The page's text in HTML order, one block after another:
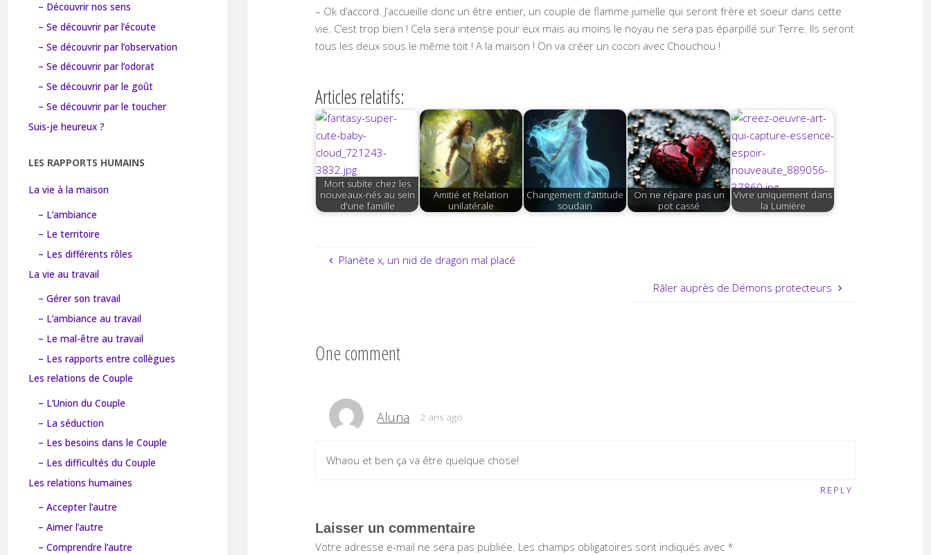
– Ok d’accord. J’accueille donc un être entier, un couple de flamme jumelle qui seront frère et soeur dans cette
vie. C’est trop bien ! Cela sera intense pour eux mais au moins le noyau ne sera pas éparpillé sur Terre. Ils seront
tous les deux sous le même toit ! A la maison ! On va créer un cocon avec Chouchou !
Articles relatifs:
Mort subite chez les
nouveaux-nés au sein
d'une famille
Amitié et Relation
unilatérale
Changement d’attitude
soudain
On ne répare pas un
pot cassé
Vivre uniquement dans
la Lumière
Planète x, un nid de dragon mal placé
Râler auprès de Démons protecteurs
One comment
Aluna 2 ans ago
Whaou et ben ça va être quelque chose!
REPLY
Laisser un commentaire
Votre adresse e-mail ne sera pas publiée. Les champs obligatoires sont indiqués avec *
– Découvrir nos sens
– Se découvrir par l’écoute
– Se découvrir par l’observation
– Se découvrir par l’odorat
– Se découvrir par le goût
– Se découvrir par le toucher
Suis-je heureux ?
LES RAPPORTS HUMAINS
La vie à la maison
– L’ambiance
– Le territoire
– Les différents rôles
La vie au travail
– Gérer son travail
– L’ambiance au travail
– Le mal-être au travail
– Les rapports entre collègues
Les relations de Couple
– L’Union du Couple
– La séduction
– Les besoins dans le Couple
– Les difficultés du Couple
Les relations humaines
– Accepter l’autre
– Aimer l’autre
– Comprendre l’autre